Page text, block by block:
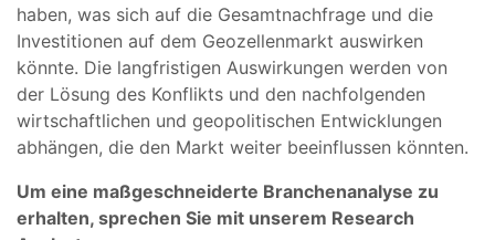
haben, was sich auf die Gesamtnachfrage und die
Investitionen auf dem Geozellenmarkt auswirken
könnte. Die langfristigen Auswirkungen werden von
der Lösung des Konflikts und den nachfolgenden
wirtschaftlichen und geopolitischen Entwicklungen
abhängen, die den Markt weiter beeinflussen könnten.
Um eine maßgeschneiderte Branchenanalyse zu
erhalten, sprechen Sie mit unserem Research